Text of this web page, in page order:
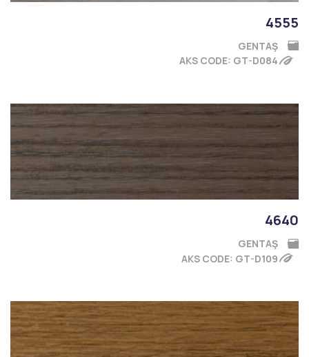
4555
GENTAŞ
AKS CODE: GT-D084
4640
GENTAŞ
AKS CODE: GT-D109